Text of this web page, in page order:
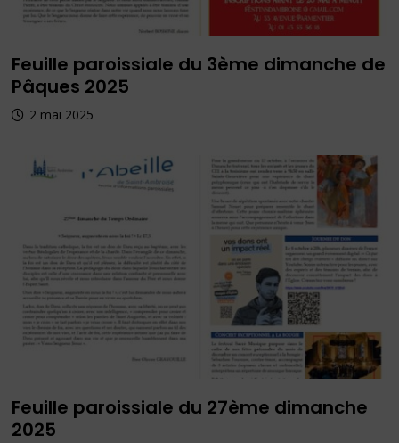
Feuille paroissiale du 3ème dimanche de
Pâques 2025
2 mai 2025
Feuille paroissiale du 27ème dimanche
2025